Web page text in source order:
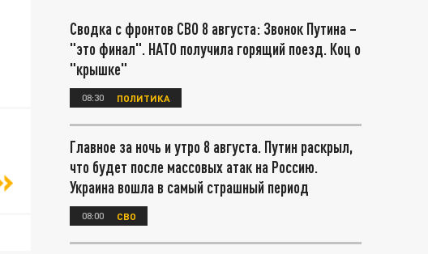
Сводка с фронтов СВО 8 августа: Звонок Путина –
"это финал". НАТО получила горящий поезд. Коц о
"крышке"
08:30 ПОЛИТИКА
Главное за ночь и утро 8 августа. Путин раскрыл,
что будет после массовых атак на Россию.
Украина вошла в самый страшный период
08:00 СВО